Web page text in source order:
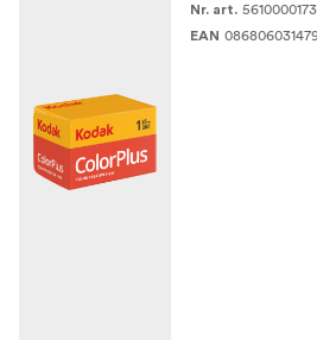
Nr. art. 5610000173
EAN